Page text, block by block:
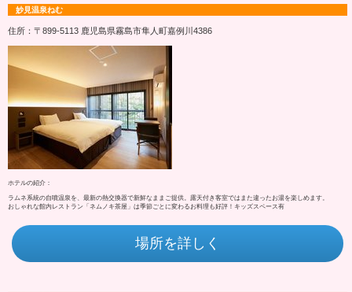
妙見温泉ねむ
住所：〒899-5113 鹿児島県霧島市隼人町嘉例川4386
ホテルの紹介：
ラムネ系統の自噴温泉を、最新の熱交換器で新鮮なままご提供。露天付き客室ではまた違ったお湯を楽しめます。
おしゃれな館内レストラン「ネムノキ茶屋」は季節ごとに変わるお料理も好評！キッズスペース有
場所を詳しく